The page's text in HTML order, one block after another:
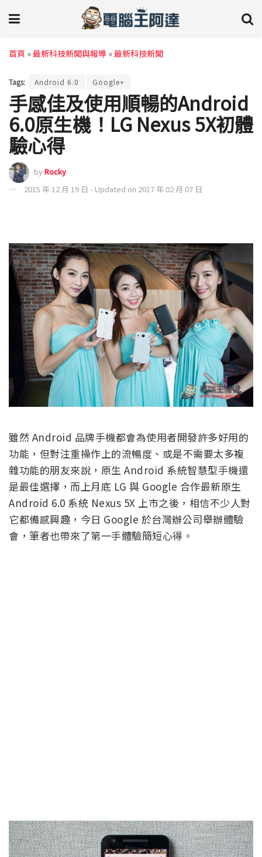
首頁 »最新科技新聞與報導 »最新科技新聞
Tags: Android 6.0 Google+
手感佳及使用順暢的Android
6.0原生機！LG Nexus 5X初體
驗心得
byRocky
2015 年 12 月 19 日 - Updated on 2017 年 02 月 07 日
雖然 Android 品牌手機都會為使用者開發許多好用的
功能，但對注重操作上的流暢度、或是不需要太多複
雜功能的朋友來說，原生 Android 系統智慧型手機還
是最佳選擇，而上月底 LG 與 Google 合作最新原生
Android 6.0 系統 Nexus 5X 上市之後，相信不少人對
它都備感興趣，今日 Google 於台灣辦公司舉辦體驗
會，筆者也帶來了第一手體驗簡短心得。